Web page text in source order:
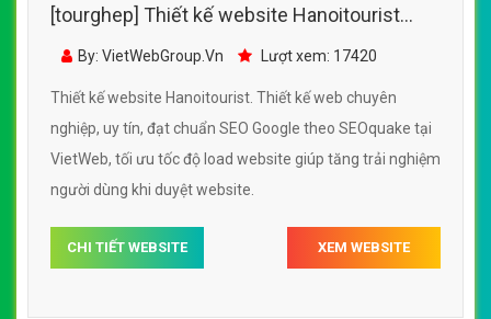
[tourghep] Thiết kế website Hanoitourist
đẹp, chuyên nghiệp chuẩn SEO
By: VietWebGroup.Vn Lượt xem: 17420
Thiết kế website Hanoitourist. Thiết kế web chuyên
nghiệp, uy tín, đạt chuẩn SEO Google theo SEOquake tại
VietWeb, tối ưu tốc độ load website giúp tăng trải nghiệm
người dùng khi duyệt website.
CHI TIẾT WEBSITE XEM WEBSITE